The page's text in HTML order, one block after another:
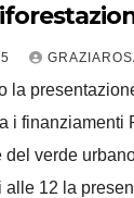
la
i finanziamenti
verde
alle 12 la